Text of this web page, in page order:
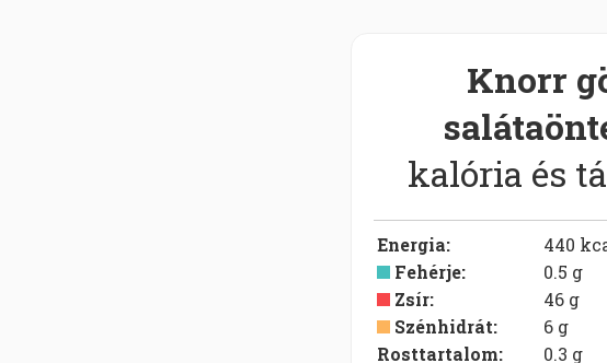
Knorr
kalória és
Energia: 440
Fehérje: 0.5 g
Zsír: 46 g
Szénhidrát: 6 g
Rosttartalom:
0.3 g